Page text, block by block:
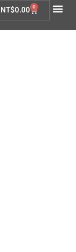
NT$0.00 0